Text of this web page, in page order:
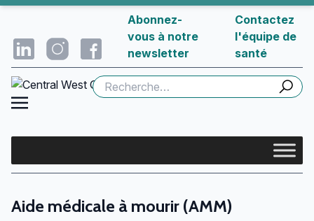
Abonnez-
vous à notre
newsletter
Contactez
l'équipe de
santé
Rechercher :
Aide médicale à mourir (AMM)